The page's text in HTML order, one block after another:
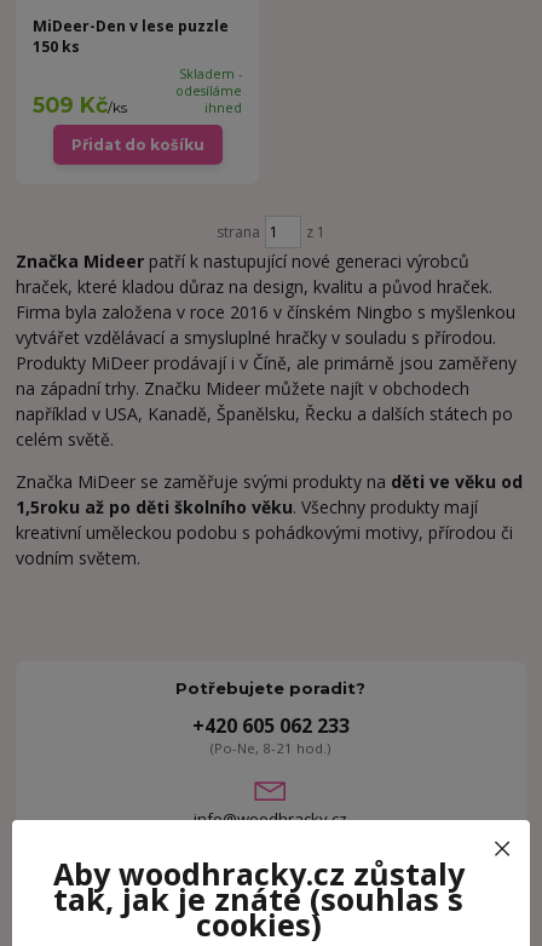
MiDeer-Den v lese puzzle
150 ks
509 Kč/ks
Skladem -
odesíláme
ihned
Přidat do košíku
strana z 1
Značka Mideer patří k nastupující nové generaci výrobců
hraček, které kladou důraz na design, kvalitu a původ hraček.
Firma byla založena v roce 2016 v čínském Ningbo s myšlenkou
vytvářet vzdělávací a smysluplné hračky v souladu s přírodou.
Produkty MiDeer prodávají i v Číně, ale primárně jsou zaměřeny
na západní trhy. Značku Mideer můžete najít v obchodech
například v USA, Kanadě, Španělsku, Řecku a dalších státech po
celém světě.
Značka MiDeer se zaměřuje svými produkty na děti ve věku od
1,5roku až po děti školního věku. Všechny produkty mají
kreativní uměleckou podobu s pohádkovými motivy, přírodou či
vodním světem.
Potřebujete poradit?
+420 605 062 233
(Po-Ne, 8-21 hod.)
info@woodhracky.cz
Aby woodhracky.cz zůstaly
tak, jak je znáte(souhlas s
cookies)